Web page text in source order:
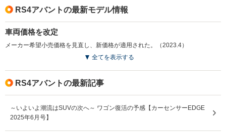
RS4アバントの最新モデル情報
車両価格を改定
メーカー希望小売価格を見直し、新価格が適用された。（2023.4）
全てを表示する
RS4アバントの最新記事
～いよいよ潮流はSUVの次へ～ ワゴン復活の予感【カーセンサーEDGE
2025年6月号】